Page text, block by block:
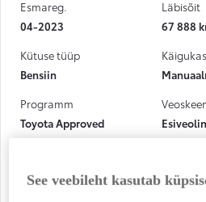
Esmareg.
04-2023
Läbisõit
67 888
Kütuse tüüp
Bensiin
Programm
Toyota Approved
92 kW (125 DIN hj)
Gray
See veebileht kasutab